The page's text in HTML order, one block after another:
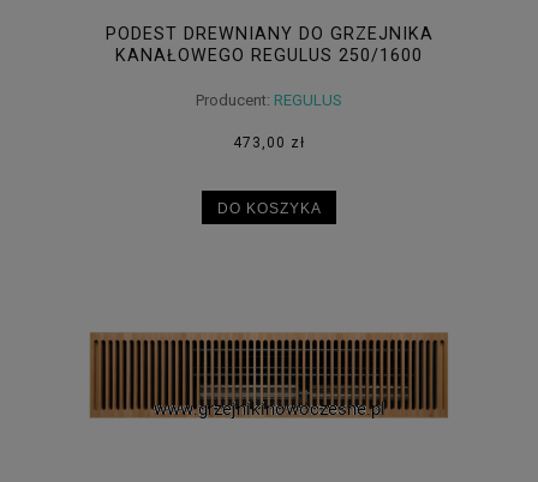
PODEST DREWNIANY DO GRZEJNIKA
KANAŁOWEGO REGULUS 250/1600
Producent: REGULUS
473,00 zł
DO KOSZYKA